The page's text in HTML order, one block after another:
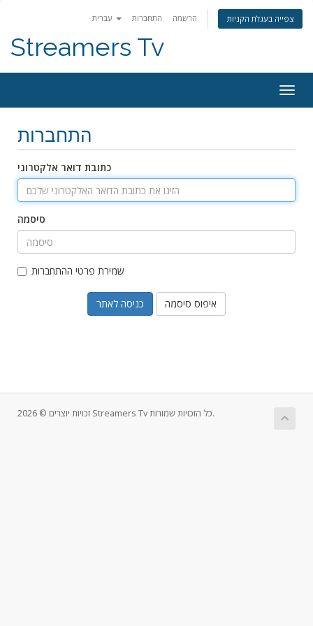
התחברות הרשמה צפייה בעגלת הקניות
Streamers Tv
התחברות
כתובת דואר אלקטרוני
סיסמה
שמירת פרטי ההתחברות
איפוס סיסמה
זכויות יוצרים © 2026 Streamers Tv כל הזכויות שמורות.